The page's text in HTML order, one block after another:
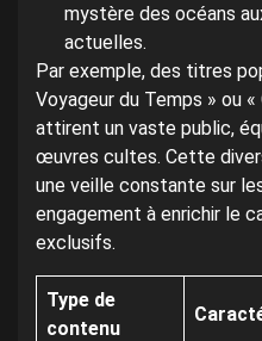
mystère des océans
actuelles.
Par exemple, des titres
Voyageur du Temps » ou «
attirent un vaste public,
œuvres cultes. Cette
une veille constante sur
engagement à enrichir le
exclusifs.
Type de
contenu